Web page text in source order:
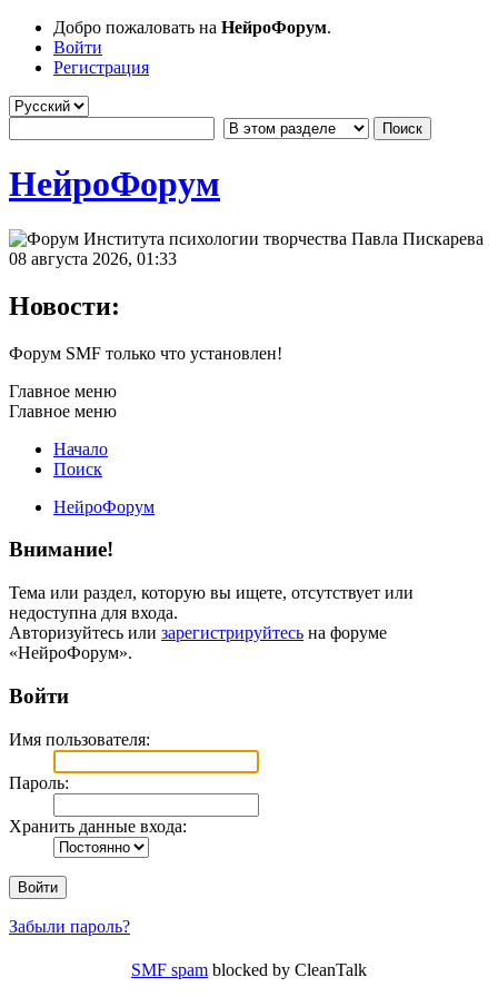
Добро пожаловать на НейроФорум.
Войти
Регистрация
НейроФорум
08 августа 2026, 01:33
Новости:
Форум SMF только что установлен!
Главное меню
Главное меню
Начало
Поиск
НейроФорум
Внимание!
Тема или раздел, которую вы ищете, отсутствует или
недоступна для входа.
Авторизуйтесь или зарегистрируйтесь на форуме
«НейроФорум».
Войти
Имя пользователя:
Пароль:
Хранить данные входа:
Забыли пароль?
SMF spam blocked by CleanTalk